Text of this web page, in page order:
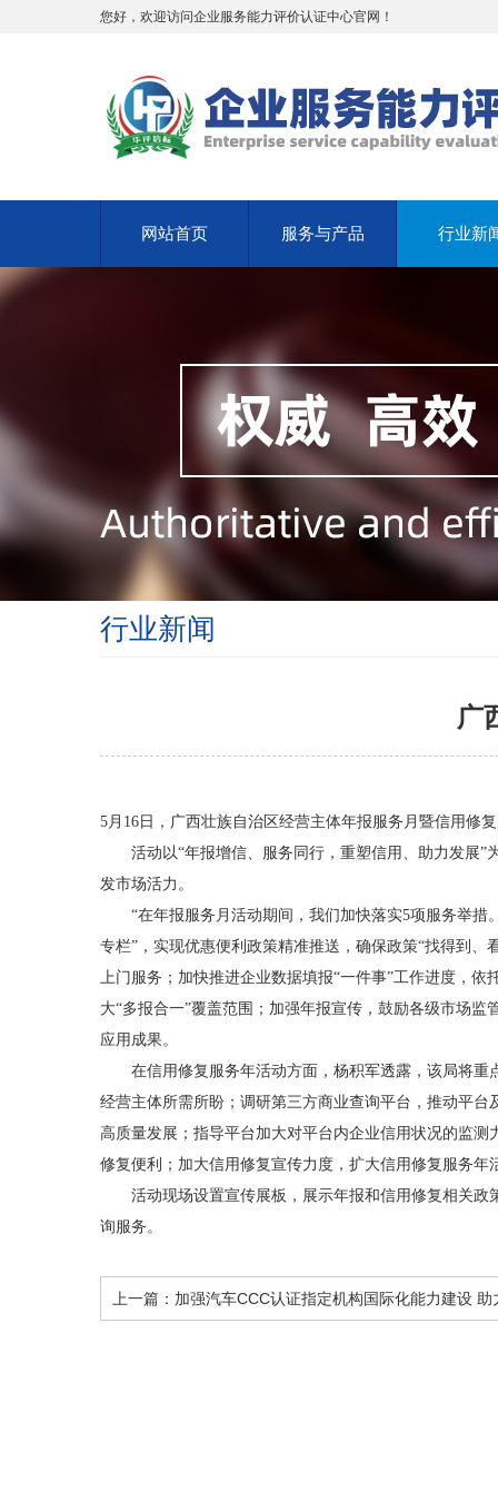
您好，欢迎访问企业服务能力评价认证中心官网！
网站首页 服务与产品 行业新
行业新闻
广
5月16日，广西壮族自治区经营主体年报服务月暨信用修
活动以“年报增信、服务同行，重塑信用、助力发展”
发市场活力。
“在年报服务月活动期间，我们加快落实5项服务举措
专栏”，实现优惠便利政策精准推送，确保政策“找得到
上门服务；加快推进企业数据填报“一件事”工作进度，
大“多报合一”覆盖范围；加强年报宣传，鼓励各级市场
应用成果。
在信用修复服务年活动方面，杨积军透露，该局将重
经营主体所需所盼；调研第三方商业查询平台，推动平
高质量发展；指导平台加大对平台内企业信用状况的监
修复便利；加大信用修复宣传力度，扩大信用修复服务年
活动现场设置宣传展板，展示年报和信用修复相关政
询服务。
上一篇： 加强汽车CCC认证指定机构国际化能力建设 助